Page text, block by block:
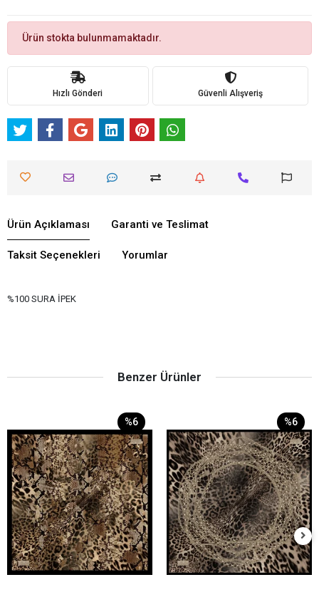
Ürün stokta bulunmamaktadır.
Hızlı Gönderi Güvenli Alışveriş
Ürün Açıklaması Garanti ve Teslimat
Taksit Seçenekleri Yorumlar
%100 SURA İPEK
Benzer Ürünler
%6 %6